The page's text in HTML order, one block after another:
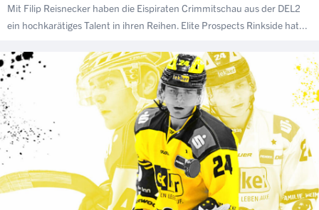
Mit Filip Reisnecker haben die Eispiraten Crimmitschau aus der DEL2
ein hochkarätiges Talent in ihren Reihen. Elite Prospects Rinkside hat...